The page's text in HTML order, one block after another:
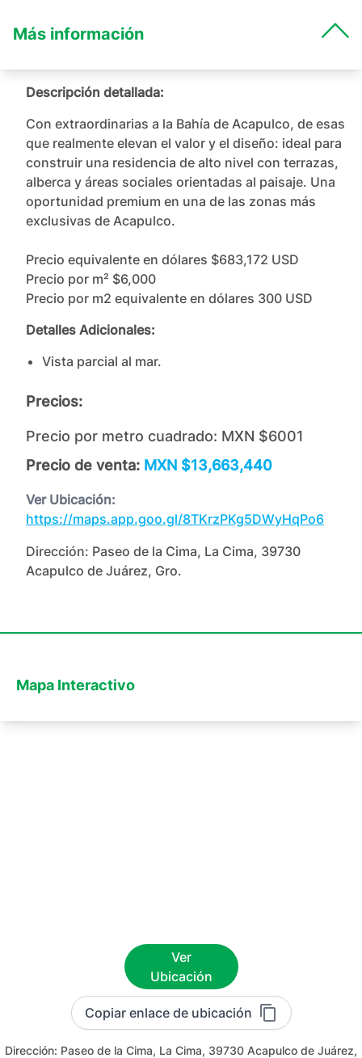
Más información
Descripción detallada:
Con extraordinarias a la Bahía de Acapulco, de esas
que realmente elevan el valor y el diseño: ideal para
construir una residencia de alto nivel con terrazas,
alberca y áreas sociales orientadas al paisaje. Una
oportunidad premium en una de las zonas más
exclusivas de Acapulco.
Precio equivalente en dólares $683,172 USD
Precio por m² $6,000
Precio por m2 equivalente en dólares 300 USD
Detalles Adicionales:
Vista parcial al mar.
Precios:
Precio por metro cuadrado: MXN $6001
Precio de venta: MXN $13,663,440
Ver Ubicación:
https://maps.app.goo.gl/8TKrzPKg5DWyHqPo6
Dirección: Paseo de la Cima, La Cima, 39730
Acapulco de Juárez, Gro.
Mapa Interactivo
Ver
Ubicación
Copiar enlace de ubicación
Dirección: Paseo de la Cima, La Cima, 39730 Acapulco de Juárez,